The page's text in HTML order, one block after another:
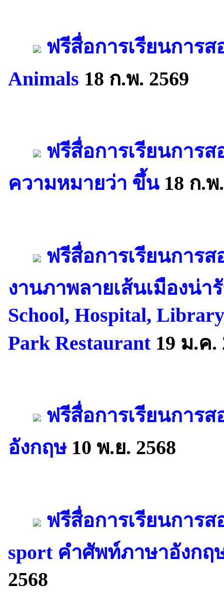
ฟรีสื่อการเรียนการส
Animals 18 ก.พ. 2569
ฟรีสื่อการเรียนการ
ความหมายว่า ขึ้น18 ก.พ
ฟรีสื่อการเรียนการส
งานภาพลายเส้นเมืองน่
School, Hospital,
Park Restaurant19 ม.ค.
ฟรีสื่อการเรียนการ
อังกฤษ10 พ.ย. 2568
ฟรีสื่อการเรียนการ
sport คำศัพท์ภาษาอังก
2568